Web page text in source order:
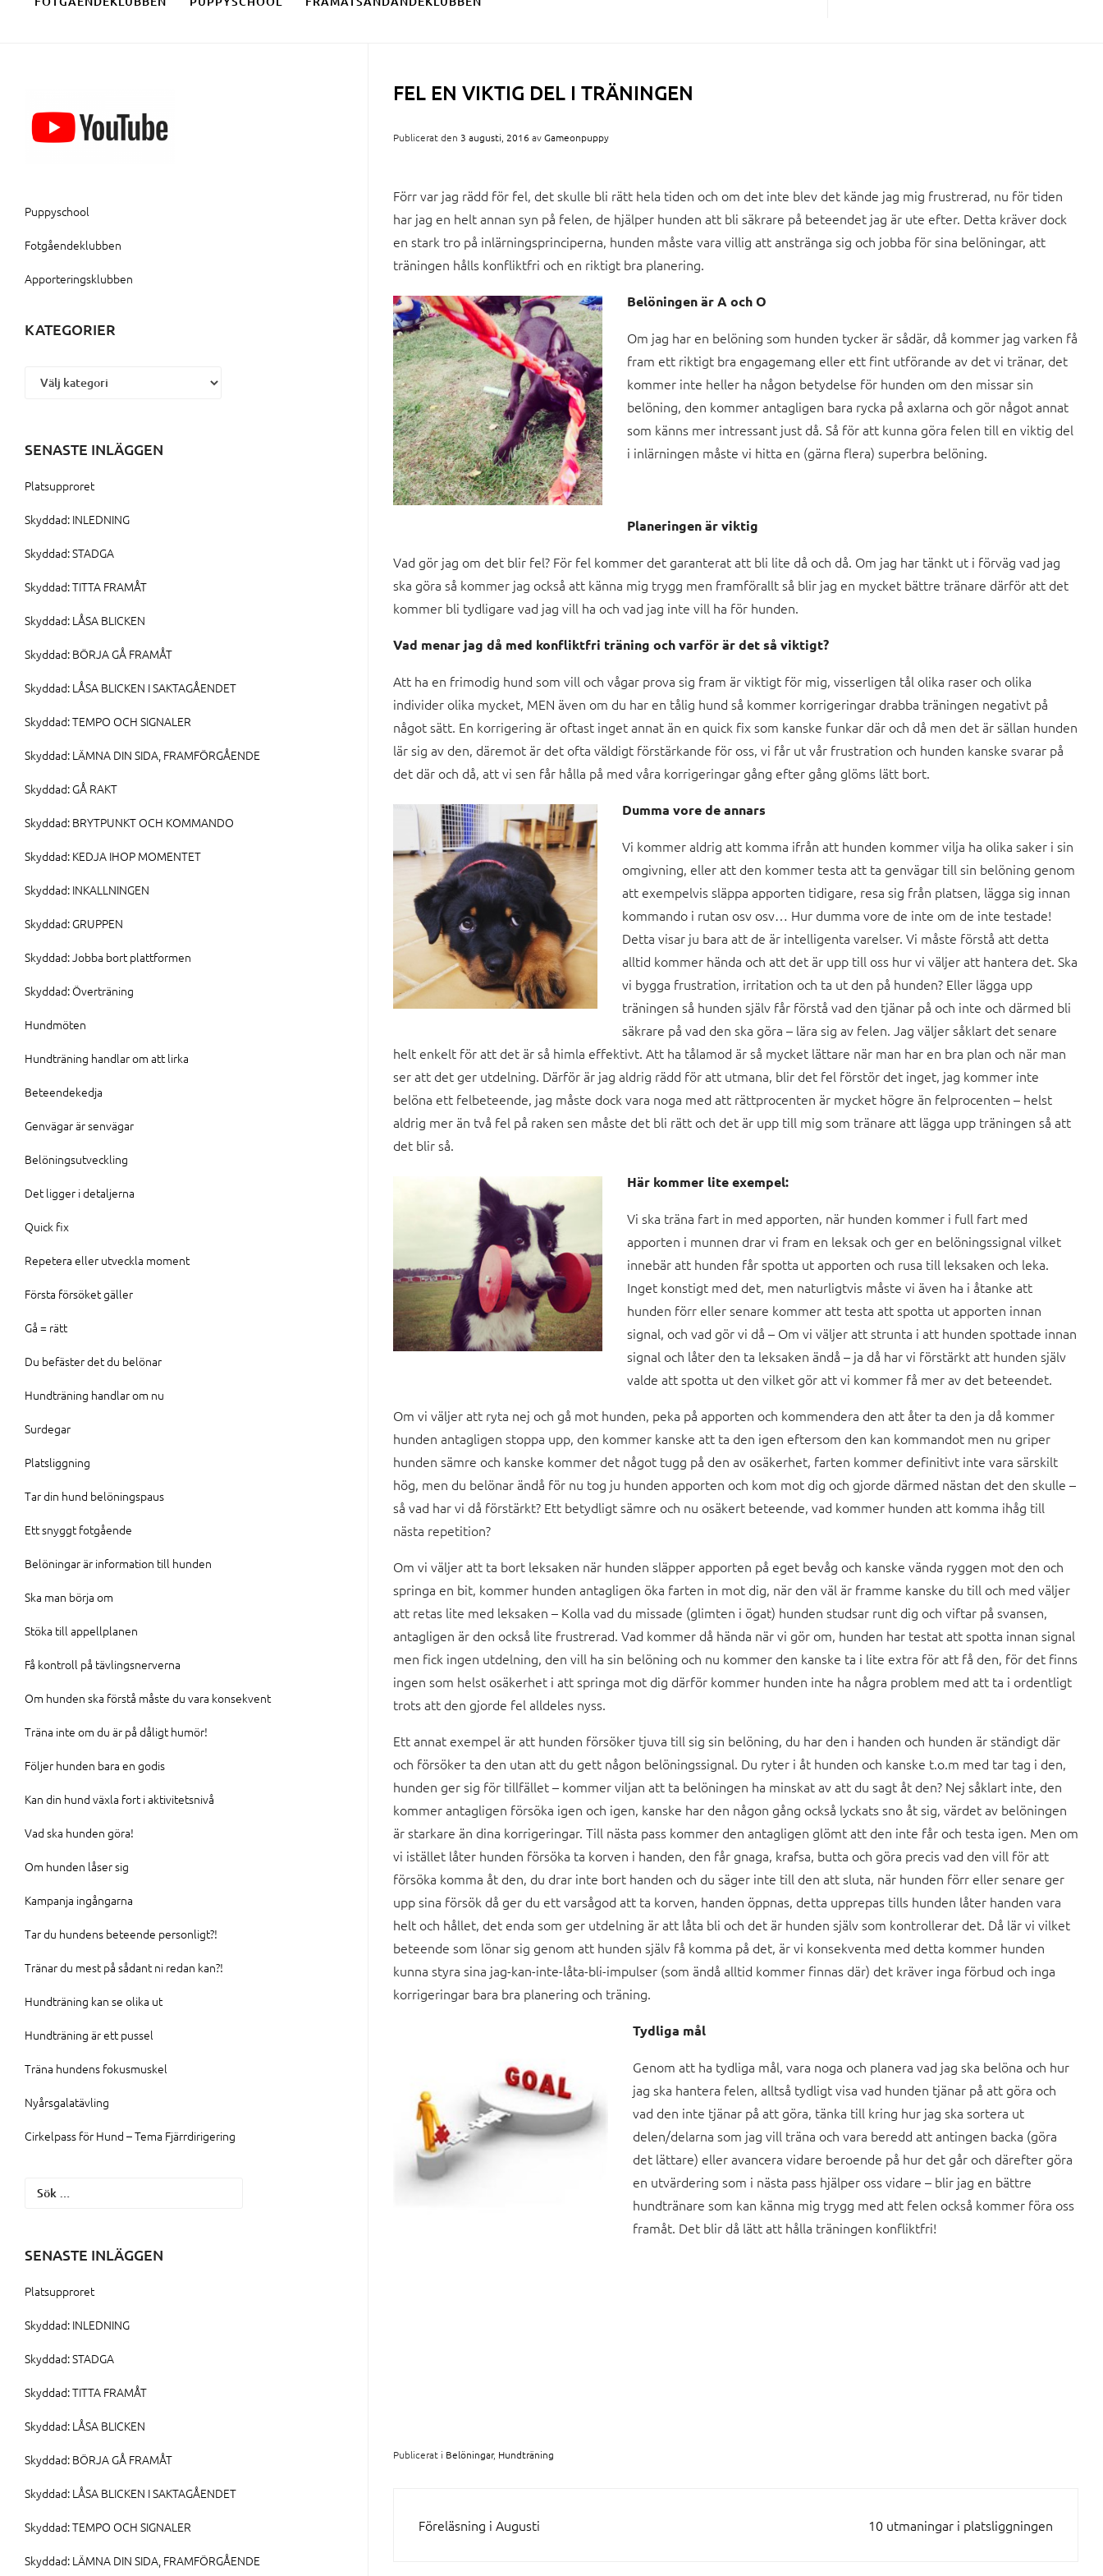
FEL EN VIKTIG DEL I TRÄNINGEN
Publicerat den 3 augusti, 2016 avGameonpuppy
Förr var jag rädd för fel, det skulle bli rätt hela tiden och om det inte blev det kände jag mig frustrerad, nu för tiden
har jag en helt annan syn på felen, de hjälper hunden att bli säkrare på beteendet jag är ute efter. Detta kräver dock
en stark tro på inlärningsprinciperna, hunden måste vara villig att anstränga sig och jobba för sina belöningar, att
träningen hålls konfliktfri och en riktigt bra planering.
Belöningen är A och O
Om jag har en belöning som hunden tycker är sådär, då kommer jag varken få
fram ett riktigt bra engagemang eller ett fint utförande av det vi tränar, det
kommer inte heller ha någon betydelse för hunden om den missar sin
belöning, den kommer antagligen bara rycka på axlarna och gör något annat
som känns mer intressant just då. Så för att kunna göra felen till en viktig del
i inlärningen måste vi hitta en (gärna flera) superbra belöning.
Planeringen är viktig
Vad gör jag om det blir fel? För fel kommer det garanterat att bli lite då och då. Om jag har tänkt ut i förväg vad jag
ska göra så kommer jag också att känna mig trygg men framförallt så blir jag en mycket bättre tränare därför att det
kommer bli tydligare vad jag vill ha och vad jag inte vill ha för hunden.
Vad menar jag då med konfliktfri träning och varför är det så viktigt?
Att ha en frimodig hund som vill och vågar prova sig fram är viktigt för mig, visserligen tål olika raser och olika
individer olika mycket, MEN även om du har en tålig hund så kommer korrigeringar drabba träningen negativt på
något sätt. En korrigering är oftast inget annat än en quick fix som kanske funkar där och då men det är sällan hunden
lär sig av den, däremot är det ofta väldigt förstärkande för oss, vi får ut vår frustration och hunden kanske svarar på
det där och då, att vi sen får hålla på med våra korrigeringar gång efter gång glöms lätt bort.
Dumma vore de annars
Vi kommer aldrig att komma ifrån att hunden kommer vilja ha olika saker i sin
omgivning, eller att den kommer testa att ta genvägar till sin belöning genom
att exempelvis släppa apporten tidigare, resa sig från platsen, lägga sig innan
kommando i rutan osv osv… Hur dumma vore de inte om de inte testade!
Detta visar ju bara att de är intelligenta varelser. Vi måste förstå att detta
alltid kommer hända och att det är upp till oss hur vi väljer att hantera det. Ska
vi bygga frustration, irritation och ta ut den på hunden? Eller lägga upp
träningen så hunden själv får förstå vad den tjänar på och inte och därmed bli
säkrare på vad den ska göra – lära sig av felen. Jag väljer såklart det senare
helt enkelt för att det är så himla effektivt. Att ha tålamod är så mycket lättare när man har en bra plan och när man
ser att det ger utdelning. Därför är jag aldrig rädd för att utmana, blir det fel förstör det inget, jag kommer inte
belöna ett felbeteende, jag måste dock vara noga med att rättprocenten är mycket högre än felprocenten – helst
aldrig mer än två fel på raken sen måste det bli rätt och det är upp till mig som tränare att lägga upp träningen så att
det blir så.
Här kommer lite exempel:
Vi ska träna fart in med apporten, när hunden kommer i full fart med
apporten i munnen drar vi fram en leksak och ger en belöningssignal vilket
innebär att hunden får spotta ut apporten och rusa till leksaken och leka.
Inget konstigt med det, men naturligtvis måste vi även ha i åtanke att
hunden förr eller senare kommer att testa att spotta ut apporten innan
signal, och vad gör vi då – Om vi väljer att strunta i att hunden spottade innan
signal och låter den ta leksaken ändå – ja då har vi förstärkt att hunden själv
valde att spotta ut den vilket gör att vi kommer få mer av det beteendet.
Om vi väljer att ryta nej och gå mot hunden, peka på apporten och kommendera den att åter ta den ja då kommer
hunden antagligen stoppa upp, den kommer kanske att ta den igen eftersom den kan kommandot men nu griper
hunden sämre och kanske kommer det något tugg på den av osäkerhet, farten kommer definitivt inte vara särskilt
hög, men du belönar ändå för nu tog ju hunden apporten och kom mot dig och gjorde därmed nästan det den skulle –
så vad har vi då förstärkt? Ett betydligt sämre och nu osäkert beteende, vad kommer hunden att komma ihåg till
nästa repetition?
Om vi väljer att ta bort leksaken när hunden släpper apporten på eget bevåg och kanske vända ryggen mot den och
springa en bit, kommer hunden antagligen öka farten in mot dig, när den väl är framme kanske du till och med väljer
att retas lite med leksaken – Kolla vad du missade (glimten i ögat) hunden studsar runt dig och viftar på svansen,
antagligen är den också lite frustrerad. Vad kommer då hända när vi gör om, hunden har testat att spotta innan signal
men fick ingen utdelning, den vill ha sin belöning och nu kommer den kanske ta i lite extra för att få den, för det finns
ingen som helst osäkerhet i att springa mot dig därför kommer hunden inte ha några problem med att ta i ordentligt
trots att den gjorde fel alldeles nyss.
Ett annat exempel är att hunden försöker tjuva till sig sin belöning, du har den i handen och hunden är ständigt där
och försöker ta den utan att du gett någon belöningssignal. Du ryter i åt hunden och kanske t.o.m med tar tag i den,
hunden ger sig för tillfället – kommer viljan att ta belöningen ha minskat av att du sagt åt den? Nej såklart inte, den
kommer antagligen försöka igen och igen, kanske har den någon gång också lyckats sno åt sig, värdet av belöningen
är starkare än dina korrigeringar. Till nästa pass kommer den antagligen glömt att den inte får och testa igen. Men om
vi istället låter hunden försöka ta korven i handen, den får gnaga, krafsa, butta och göra precis vad den vill för att
försöka komma åt den, du drar inte bort handen och du säger inte till den att sluta, när hunden förr eller senare ger
upp sina försök då ger du ett varsågod att ta korven, handen öppnas, detta upprepas tills hunden låter handen vara
helt och hållet, det enda som ger utdelning är att låta bli och det är hunden själv som kontrollerar det. Då lär vi vilket
beteende som lönar sig genom att hunden själv få komma på det, är vi konsekventa med detta kommer hunden
kunna styra sina jag-kan-inte-låta-bli-impulser (som ändå alltid kommer finnas där) det kräver inga förbud och inga
korrigeringar bara bra planering och träning.
Tydliga mål
Genom att ha tydliga mål, vara noga och planera vad jag ska belöna och hur
jag ska hantera felen, alltså tydligt visa vad hunden tjänar på att göra och
vad den inte tjänar på att göra, tänka till kring hur jag ska sortera ut
delen/delarna som jag vill träna och vara beredd att antingen backa (göra
det lättare) eller avancera vidare beroende på hur det går och därefter göra
en utvärdering som i nästa pass hjälper oss vidare – blir jag en bättre
hundtränare som kan känna mig trygg med att felen också kommer föra oss
framåt. Det blir då lätt att hålla träningen konfliktfri!
Publicerat i Belöningar, Hundträning
INLÄGGSNAVIGERING
Föreläsning i Augusti 10 utmaningar i platsliggningen
Puppyschool
Fotgåendeklubben
Apporteringsklubben
KATEGORIER
SENASTE INLÄGGEN
Platsupproret
Skyddad: INLEDNING
Skyddad: STADGA
Skyddad: TITTA FRAMÅT
Skyddad: LÅSA BLICKEN
Skyddad: BÖRJA GÅ FRAMÅT
Skyddad: LÅSA BLICKEN I SAKTAGÅENDET
Skyddad: TEMPO OCH SIGNALER
Skyddad: LÄMNA DIN SIDA, FRAMFÖRGÅENDE
Skyddad: GÅ RAKT
Skyddad: BRYTPUNKT OCH KOMMANDO
Skyddad: KEDJA IHOP MOMENTET
Skyddad: INKALLNINGEN
Skyddad: GRUPPEN
Skyddad: Jobba bort plattformen
Skyddad: Överträning
Hundmöten
Hundträning handlar om att lirka
Beteendekedja
Genvägar är senvägar
Belöningsutveckling
Det ligger i detaljerna
Quick fix
Repetera eller utveckla moment
Första försöket gäller
Gå = rätt
Du befäster det du belönar
Hundträning handlar om nu
Surdegar
Platsliggning
Tar din hund belöningspaus
Ett snyggt fotgående
Belöningar är information till hunden
Ska man börja om
Stöka till appellplanen
Få kontroll på tävlingsnerverna
Om hunden ska förstå måste du vara konsekvent
Träna inte om du är på dåligt humör!
Följer hunden bara en godis
Kan din hund växla fort i aktivitetsnivå
Vad ska hunden göra!
Om hunden låser sig
Kampanja ingångarna
Tar du hundens beteende personligt?!
Tränar du mest på sådant ni redan kan?!
Hundträning kan se olika ut
Hundträning är ett pussel
Träna hundens fokusmuskel
Nyårsgalatävling
Cirkelpass för Hund – Tema Fjärrdirigering
Sök
SENASTE INLÄGGEN
Platsupproret
Skyddad: INLEDNING
Skyddad: STADGA
Skyddad: TITTA FRAMÅT
Skyddad: LÅSA BLICKEN
Skyddad: BÖRJA GÅ FRAMÅT
Skyddad: LÅSA BLICKEN I SAKTAGÅENDET
Skyddad: TEMPO OCH SIGNALER
Skyddad: LÄMNA DIN SIDA, FRAMFÖRGÅENDE